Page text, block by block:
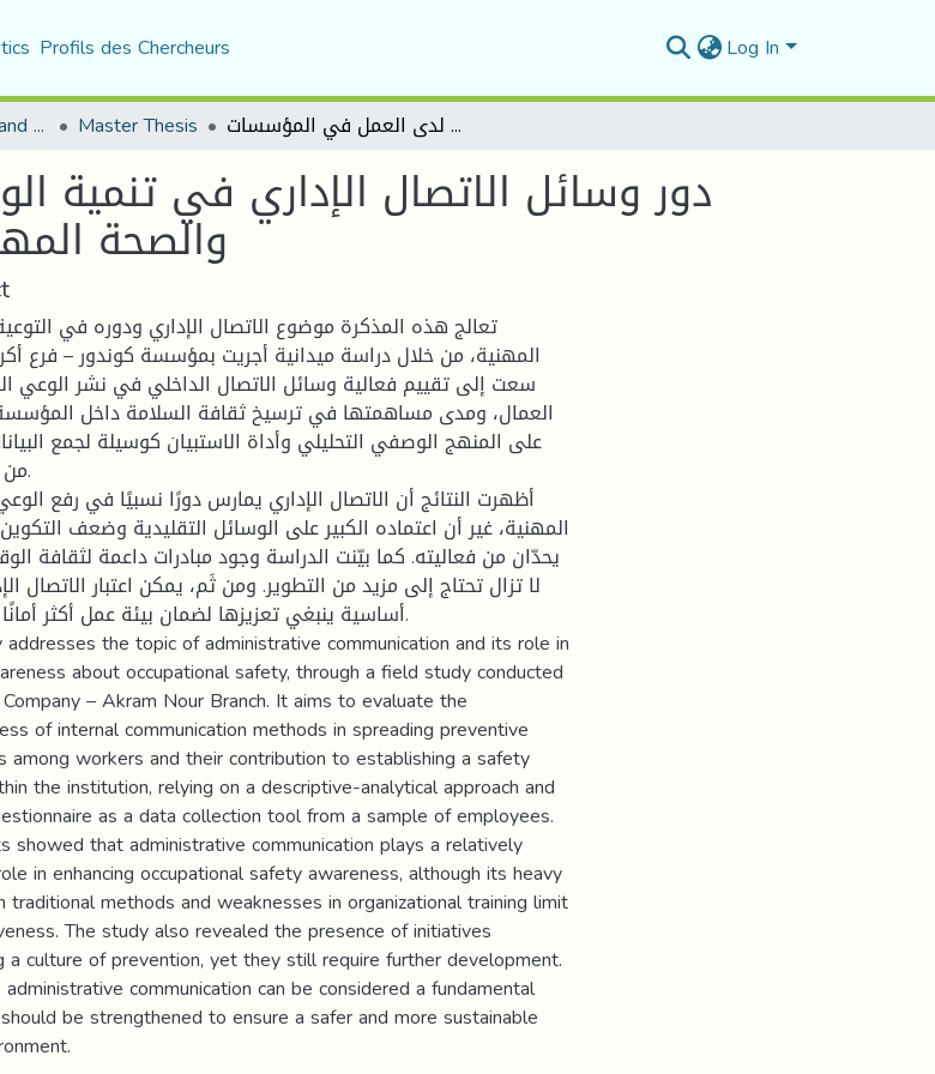
Profils des Chercheurs Log In
Department of Media and Communication Studies Master Thesis دور وسائل الاتصال الإداري في تنمية الوعي بمفاهيم السلامة والوقاية والصحة المهنية لدى العمل في المؤسسات
دور وسائل الاتصال الإداري في تنمية
والصحة
تعالج هذه المذكرة موضوع الاتصال الإداري ودوره في
المهنية، من خلال دراسة ميدانية أجريت بمؤسسة كوندور – فرع
سعت إلى تقييم فعالية وسائل الاتصال الداخلي في نشر الوعي
العمال، ومدى مساهمتها في ترسيخ ثقافة السلامة داخل
على المنهج الوصفي التحليلي وأداة الاستبيان كوسيلة لجمع
أظهرت النتائج أن الاتصال الإداري يمارس دورًا نسبيًا في رفع
المهنية، غير أن اعتماده الكبير على الوسائل التقليدية وضعف
يحدّان من فعاليته. كما بيّنت الدراسة وجود مبادرات داعمة لثقافة
لا تزال تحتاج إلى مزيد من التطوير. ومن ثَم، يمكن اعتبار الاتصال
أساسية ينبغي تعزيزها لضمان بيئة عمل أكثر
the topic of administrative communication and its role in
about occupational safety, through a field study conducted
– Akram Nour Branch. It aims to evaluate the
of internal communication methods in spreading preventive
among workers and their contribution to establishing a safety
the institution, relying on a descriptive-analytical approach and
as a data collection tool from a sample of employees.
showed that administrative communication plays a relatively
in enhancing occupational safety awareness, although its heavy
traditional methods and weaknesses in organizational training limit
The study also revealed the presence of initiatives
a culture of prevention, yet they still require further development.
communication can be considered a fundamental
be strengthened to ensure a safer and more sustainable